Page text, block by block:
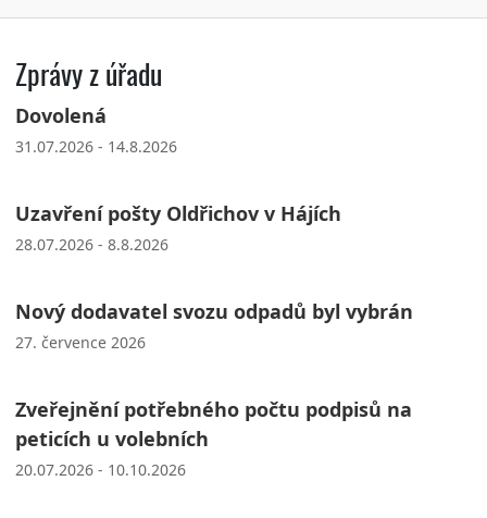
Zprávy z úřadu
Dovolená
31.07.2026 - 14.8.2026
Uzavření pošty Oldřichov v Hájích
28.07.2026 - 8.8.2026
Nový dodavatel svozu odpadů byl vybrán
27. července 2026
Zveřejnění potřebného počtu podpisů na
peticích u volebních
20.07.2026 - 10.10.2026